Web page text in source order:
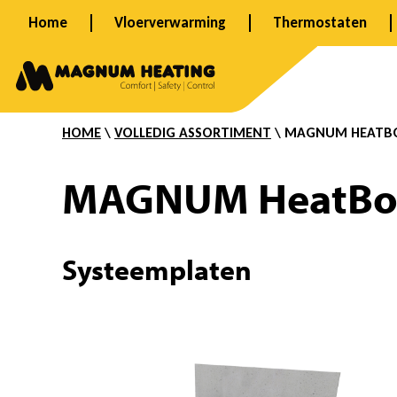
inhoud
Home Vloerverwarming Thermostaten
H HOME \ VOLLEDIG ASSORTIMENT \ MAGNUM
MAGNUM
Systeemplaten